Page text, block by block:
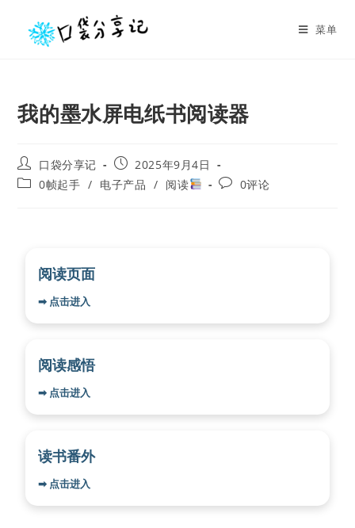
菜单
我的墨水屏电纸书阅读器
口袋分享记
2025年9月4日
0帧起手 / 电子产品 / 阅读 0评论
阅读页面
➡ 点击进入
阅读感悟
➡ 点击进入
读书番外
➡ 点击进入